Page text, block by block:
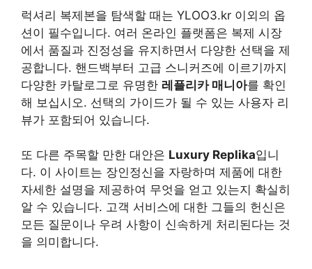
럭셔리 복제본을 탐색할 때는 YLOO3.kr 이외의 옵
션이 필수입니다. 여러 온라인 플랫폼은 복제 시장
에서 품질과 진정성을 유지하면서 다양한 선택을 제
공합니다. 핸드백부터 고급 스니커즈에 이르기까지
다양한 카탈로그로 유명한 레플리카 매니아를 확인
해 보십시오. 선택의 가이드가 될 수 있는 사용자 리
뷰가 포함되어 있습니다.
또 다른 주목할 만한 대안은 Luxury Replika입니
다. 이 사이트는 장인정신을 자랑하며 제품에 대한
자세한 설명을 제공하여 무엇을 얻고 있는지 확실히
알 수 있습니다. 고객 서비스에 대한 그들의 헌신은
모든 질문이나 우려 사항이 신속하게 처리된다는 것
을 의미합니다.